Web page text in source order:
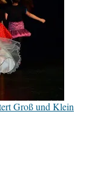
Groß und Klein